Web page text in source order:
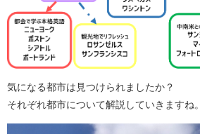
気になる都市は見つけられましたか？
それぞれ都市について解説していきますね。